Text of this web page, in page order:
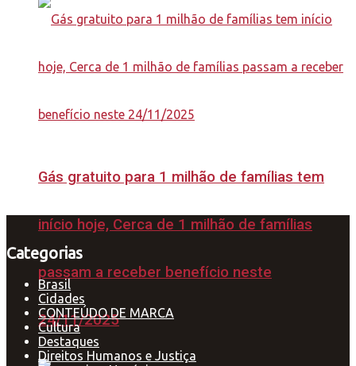
Gás gratuito para 1 milhão de famílias tem
início hoje, Cerca de 1 milhão de famílias
passam a receber benefício neste
24/11/2025
Categorias
Brasil
Cidades
CONTEÚDO DE MARCA
Cultura
Destaques
Direitos Humanos e Justiça